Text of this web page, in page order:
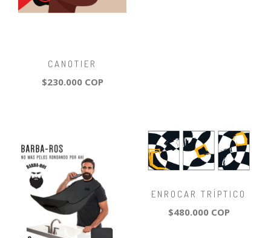
CANOTIER
$230.000 COP
ENROCAR TRÍPTICO
$480.000 COP